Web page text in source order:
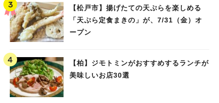
【松戸市】揚げたての天ぷらを楽しめる
「天ぷら定食まきの」が、7/31（金）オ
ープン
【柏】ジモトミンがおすすめするランチが
美味しいお店30選